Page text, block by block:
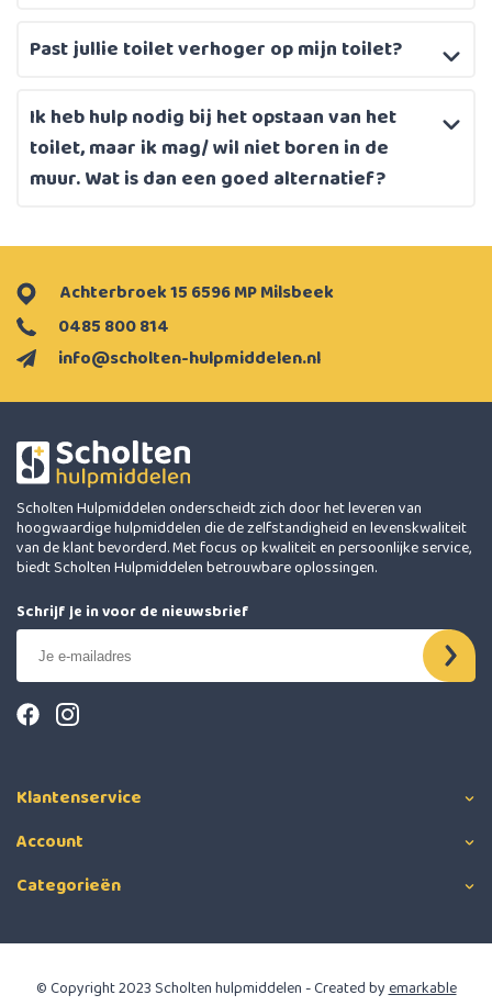
Past jullie toilet verhoger op mijn toilet?
Ik heb hulp nodig bij het opstaan van het
toilet, maar ik mag/ wil niet boren in de
muur. Wat is dan een goed alternatief?
info@scholten-hulpmiddelen.nl
0485 800 814
Achterbroek 15 6596 MP Milsbeek
Scholten Hulpmiddelen onderscheidt zich door het leveren van
hoogwaardige hulpmiddelen die de zelfstandigheid en levenskwaliteit
van de klant bevorderd. Met focus op kwaliteit en persoonlijke service,
biedt Scholten Hulpmiddelen betrouwbare oplossingen.
Schrijf je in voor de nieuwsbrief
Klantenservice
Account
Categorieën
© Copyright 2023 Scholten hulpmiddelen - Created byemarkable